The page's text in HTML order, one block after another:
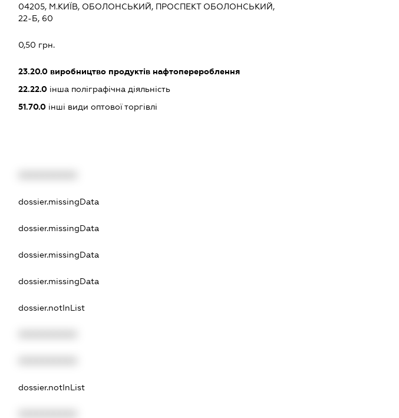
04205, М.КИЇВ, ОБОЛОНСЬКИЙ, ПРОСПЕКТ ОБОЛОНСЬКИЙ,
22-Б, 60
0,50 грн.
23.20.0виробництво продуктів нафтоперероблення
22.22.0інша поліграфічна діяльність
51.70.0інші види оптової торгівлі
dossier.missingData
dossier.missingData
dossier.missingData
dossier.missingData
dossier.notInList
dossier.notInList